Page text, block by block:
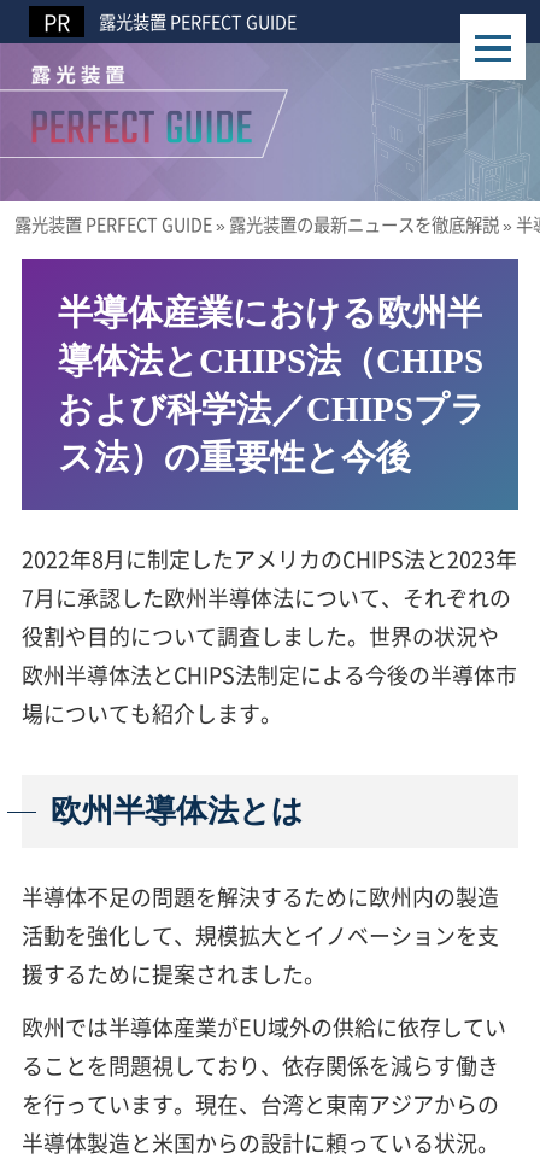
露光装置 PERFECT GUIDE
露光装置 PERFECT GUIDE» 露光装置の最新ニュースを徹底解説»半
半導体産業における欧州半
導体法とCHIPS法（CHIPS
および科学法／CHIPSプラ
ス法）の重要性と今後
2022年8月に制定したアメリカのCHIPS法と2023年
7月に承認した欧州半導体法について、それぞれの
役割や目的について調査しました。世界の状況や
欧州半導体法とCHIPS法制定による今後の半導体市
場についても紹介します。
欧州半導体法とは
半導体不足の問題を解決するために欧州内の製造
活動を強化して、規模拡大とイノベーションを支
援するために提案されました。
欧州では半導体産業がEU域外の供給に依存してい
ることを問題視しており、依存関係を減らす働き
を行っています。現在、台湾と東南アジアからの
半導体製造と米国からの設計に頼っている状況。